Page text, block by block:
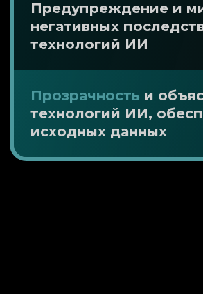
Предупреждение и
негативных
технологий ИИ
Прозрачность и
технологий ИИ,
исходных данных